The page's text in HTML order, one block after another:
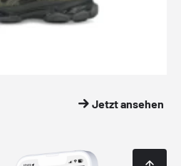
Jetzt ansehen